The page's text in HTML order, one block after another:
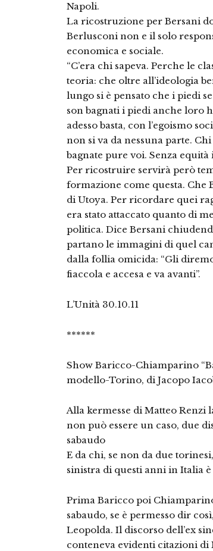
Napoli.
La ricostruzione per Bersani
Berlusconi non e il solo
economica e sociale.
“C’era chi sapeva. Perche le
teoria: che oltre all’ideologia
lungo si è pensato che i piedi
son bagnati i piedi anche loro
adesso basta, con l’egoismo
non si va da nessuna parte.
bagnate pure voi. Senza equità
Per ricostruire servirà però
formazione come questa. Che
di Utoya. Per ricordare quei
era stato attaccato quanto di
politica. Dice Bersani
partano le immagini di quel
dalla follia omicida: “Gli
fiaccola e accesa e va avanti”.
L’Unità 30.10.11
******
Show Baricco-Chiamparino
modello-Torino, di Jacopo
Alla kermesse di Matteo Renzi
non può essere un caso, due
sabaudo
E da chi, se non da due
sinistra di questi anni in Italia è
Prima Baricco poi
sabaudo, se è permesso dir
Leopolda. Il discorso dell’ex
conteneva evidenti citazioni di